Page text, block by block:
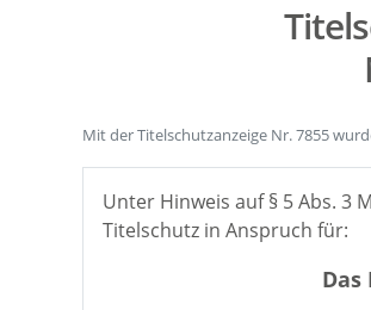
Mit der Titelschutzanzeige Nr. 7855
Unter Hinweis auf § 5 Abs. 3
Titelschutz in Anspruch für:
Das